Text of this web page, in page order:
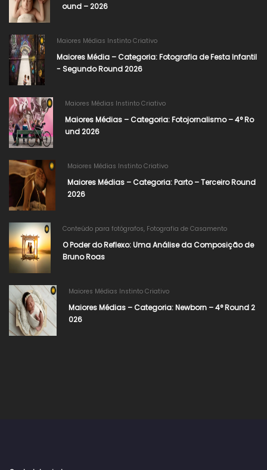
ound – 2026
Maiores Médias Instinto Criativo
Maiores Média – Categoria: Fotografia de Festa Infantil
- Segundo Round 2026​
Maiores Médias Instinto Criativo
Maiores Médias – Categoria: Fotojornalismo – 4° Ro
und 2026​
Maiores Médias Instinto Criativo
Maiores Médias – Categoria: Parto – Terceiro Round
2026
Conteúdo para fotógrafos, Fotografia de Casamento
O Poder do Reflexo: Uma Análise da Composição de
Bruno Roas
Maiores Médias Instinto Criativo
Maiores Médias – Categoria: Newborn – 4° Round 2
026​